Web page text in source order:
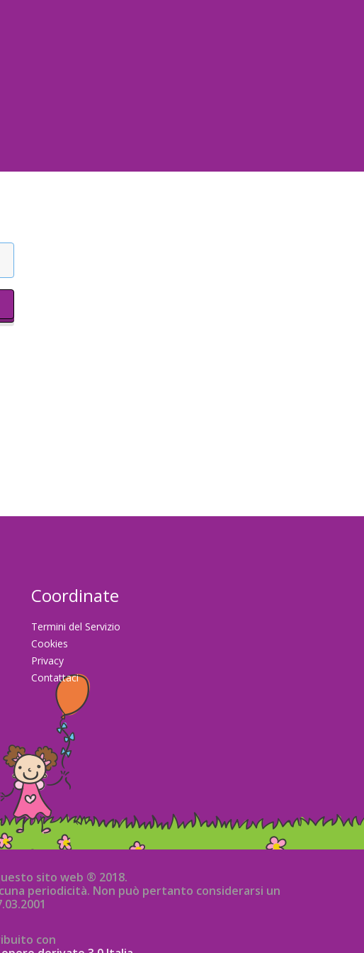
password
Coordinate
Termini del Servizio
Cookies
Privacy
Contattaci
sito web ® 2018.
periodicità. Non può pertanto considerarsi un
con